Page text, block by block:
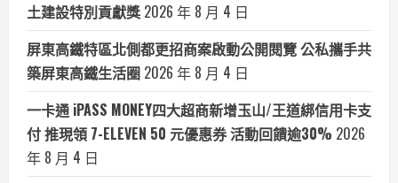
土建設特別貢獻獎 2026 年 8 月 4 日
屏東高鐵特區北側都更招商案啟動公開閱覽 公私攜手共
築屏東高鐵生活圈 2026 年 8 月 4 日
一卡通 iPASS MONEY四大超商新增玉山/王道綁信用卡支
付 推現領 7-ELEVEN 50 元優惠券 活動回饋逾30% 2026
年 8 月 4 日